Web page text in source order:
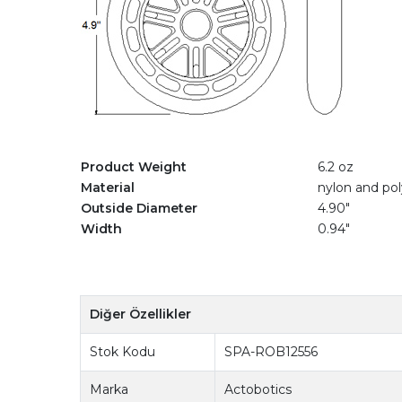
Product Weight
6.2 oz
Material
nylon and
Outside Diameter
4.90"
Width
0.94"
Diğer Özellikler
Stok Kodu SPA-ROB12556
Marka Actobotics